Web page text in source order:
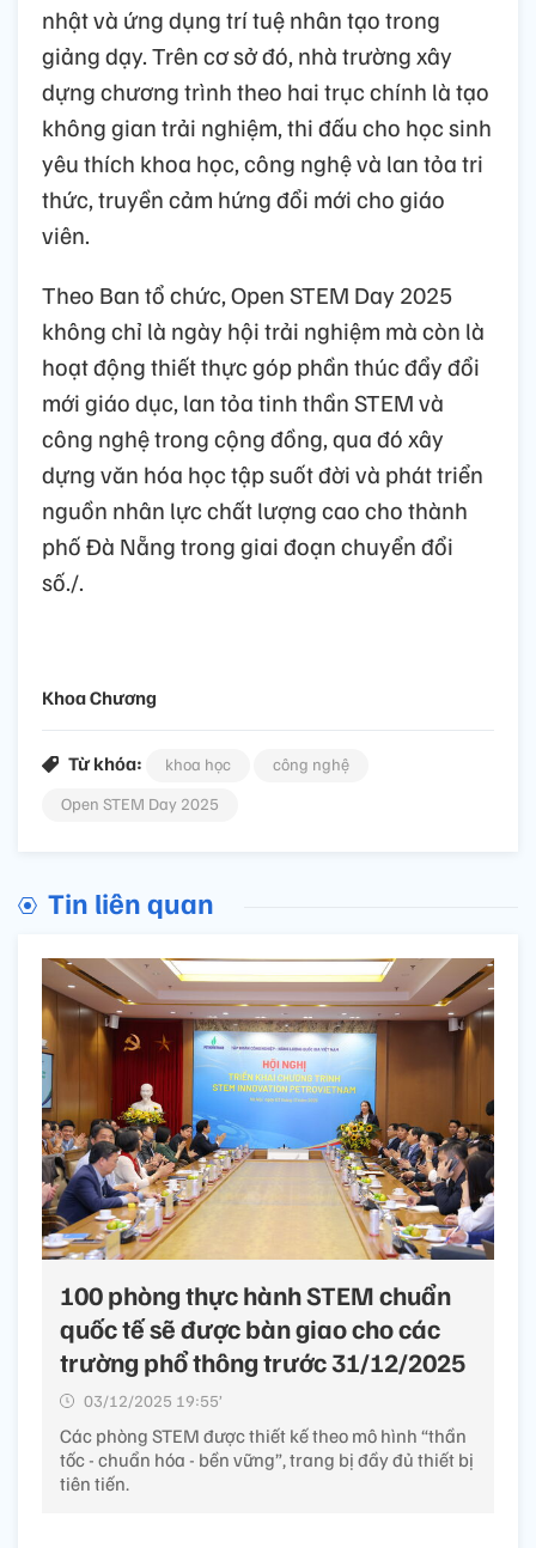
nhật và ứng dụng trí tuệ nhân tạo trong
giảng dạy. Trên cơ sở đó, nhà trường xây
dựng chương trình theo hai trục chính là tạo
không gian trải nghiệm, thi đấu cho học sinh
yêu thích khoa học, công nghệ và lan tỏa tri
thức, truyền cảm hứng đổi mới cho giáo
viên.
Theo Ban tổ chức, Open STEM Day 2025
không chỉ là ngày hội trải nghiệm mà còn là
hoạt động thiết thực góp phần thúc đẩy đổi
mới giáo dục, lan tỏa tinh thần STEM và
công nghệ trong cộng đồng, qua đó xây
dựng văn hóa học tập suốt đời và phát triển
nguồn nhân lực chất lượng cao cho thành
phố Đà Nẵng trong giai đoạn chuyển đổi
số./.
Khoa Chương
Từ khóa: khoa học
công nghệ
Open STEM Day 2025
Tin liên quan
100 phòng thực hành STEM chuẩn
quốc tế sẽ được bàn giao cho các
trường phổ thông trước 31/12/2025
03/12/2025 19:55’
Các phòng STEM được thiết kế theo mô hình “thần
tốc - chuẩn hóa - bền vững”, trang bị đầy đủ thiết bị
tiên tiến.